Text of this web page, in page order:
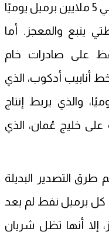
من الحفاظ على صادرات تبلغ حوالي 5 ملايين برميل يوميًا
ينبع والمعجز. أما
على صادرات خام
أنابيب أدكوب، الذي
يوميًا، والذي يربط إنتاج
على خليج عُمان، الذي
طرق التصدير البديلة
برميل نفط لم يعد
إلا أنها تظل شريان